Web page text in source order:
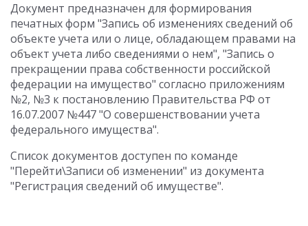
Документ предназначен для формирования
печатных форм "Запись об изменениях сведений об
объекте учета или о лице, обладающем правами на
объект учета либо сведениями о нем", "Запись о
прекращении права собственности российской
федерации на имущество" согласно приложениям
№2, №3 к постановлению Правительства РФ от
16.07.2007 №447 "О совершенствовании учета
федерального имущества".
Список документов доступен по команде
"Перейти\Записи об изменении" из документа
"Регистрация сведений об имуществе".